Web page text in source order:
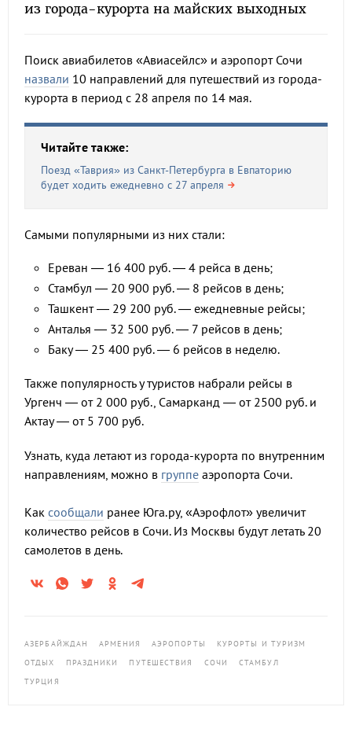
из города-курорта на майских выходных
Поиск авиабилетов «Авиасейлс» и аэропорт Сочи
назвали 10 направлений для путешествий из города-
курорта в период с 28 апреля по 14 мая.
Читайте также:
Поезд «Таврия» из Санкт-Петербурга в Евпаторию
будет ходить ежедневно с 27 апреля
Самыми популярными из них стали:
Ереван — 16 400 руб. — 4 рейса в день;
Стамбул — 20 900 руб. — 8 рейсов в день;
Ташкент — 29 200 руб. — ежедневные рейсы;
Анталья — 32 500 руб. — 7 рейсов в день;
Баку — 25 400 руб. — 6 рейсов в неделю.
Также популярность у туристов набрали рейсы в
Ургенч — от 2 000 руб., Самарканд — от 2500 руб. и
Актау — от 5 700 руб.
Узнать, куда летают из города-курорта по внутренним
направлениям, можно в группе аэропорта Сочи.
Как сообщали ранее Юга.ру, «Аэрофлот» увеличит
количество рейсов в Сочи. Из Москвы будут летать 20
самолетов в день.
АЗЕРБАЙЖДАН АРМЕНИЯ АЭРОПОРТЫ
КУРОРТЫ И ТУРИЗМ
ОТДЫХ
ПРАЗДНИКИ ПУТЕШЕСТВИЯ СОЧИ
СТАМБУЛ
ТУРЦИЯ